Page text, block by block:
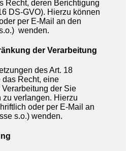
Recht, deren Berichtigung
DS-GVO). Hierzu können
per E-Mail an den
wenden.
der Verarbeitung
des Art. 18
das Recht, eine
der Sie
zu verlangen. Hierzu
oder per E-Mail an
s.o.) wenden.